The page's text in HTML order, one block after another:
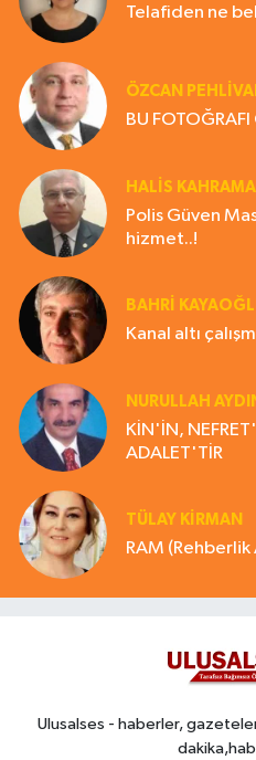
Telafiden ne
ÖZCAN
BU
HALIS
Polis Güven
hizmet..!
BAHRI
Kanal altı
NURULLAH
KİN'İN,
ADALET'TİR
TÜLAY KİRMAN
Ulusalses - haberler,